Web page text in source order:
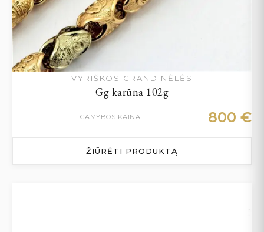
VYRIŠKOS GRANDINĖLĖS
Gg karūna 102g
GAMYBOS KAINA 800 €
ŽIŪRĖTI PRODUKTĄ